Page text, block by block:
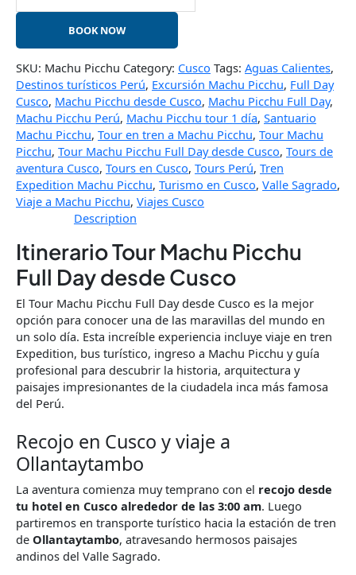
BOOK NOW
SKU: Machu Picchu Category: Cusco Tags: Aguas Calientes,
Destinos turísticos Perú, Excursión Machu Picchu, Full Day
Cusco, Machu Picchu desde Cusco, Machu Picchu Full Day,
Machu Picchu Perú, Machu Picchu tour 1 día, Santuario
Machu Picchu, Tour en tren a Machu Picchu, Tour Machu
Picchu, Tour Machu Picchu Full Day desde Cusco, Tours de
aventura Cusco, Tours en Cusco, Tours Perú, Tren
Expedition Machu Picchu, Turismo en Cusco, Valle Sagrado,
Viaje a Machu Picchu, Viajes Cusco
Description
Itinerario Tour Machu Picchu
Full Day desde Cusco
El Tour Machu Picchu Full Day desde Cusco es la mejor
opción para conocer una de las maravillas del mundo en
un solo día. Esta increíble experiencia incluye viaje en tren
Expedition, bus turístico, ingreso a Machu Picchu y guía
profesional para descubrir la historia, arquitectura y
paisajes impresionantes de la ciudadela inca más famosa
del Perú.
Recojo en Cusco y viaje a
Ollantaytambo
La aventura comienza muy temprano con el recojo desde
tu hotel en Cusco alrededor de las 3:00 am. Luego
partiremos en transporte turístico hacia la estación de tren
de Ollantaytambo, atravesando hermosos paisajes
andinos del Valle Sagrado.